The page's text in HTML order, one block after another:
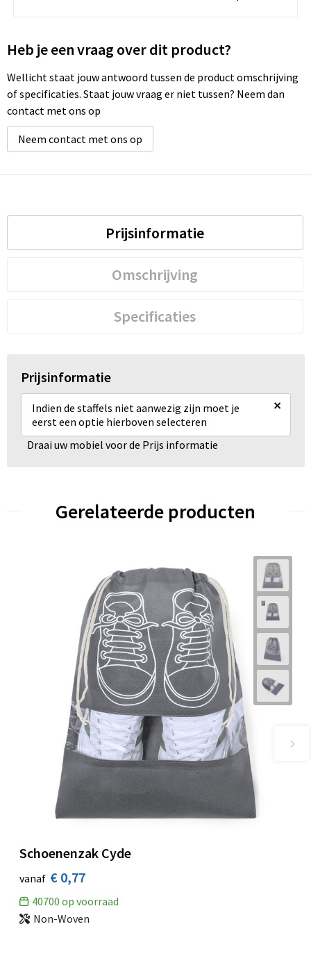
Heb je een vraag over dit product?
Wellicht staat jouw antwoord tussen de product omschrijving
of specificaties. Staat jouw vraag er niet tussen? Neem dan
contact met ons op
Neem contact met ons op
Prijsinformatie
Omschrijving
Specificaties
Prijsinformatie
Indien de staffels niet aanwezig zijn moet je
eerst een optie hierboven selecteren
×
Draai uw mobiel voor de Prijs informatie
Gerelateerde producten
Schoenenzak Cyde
vanaf € 0,77
40700 op voorraad
Non-Woven